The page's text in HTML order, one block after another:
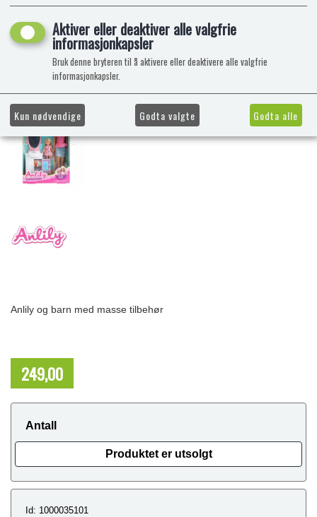
Anlily og barn med masse tilbehør
249,00
Antall
Produktet er utsolgt
Id: 1000035101
Aktiver eller deaktiver alle valgfrie
informasjonkapsler
Bruk denne bryteren til å aktivere eller deaktivere alle valgfrie
informasjonkapsler.
Kun nødvendige Godta valgte Godta alle